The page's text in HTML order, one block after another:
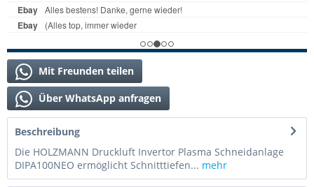
Mit Freunden teilen
Über WhatsApp anfragen
Beschreibung
Die HOLZMANN Druckluft Invertor Plasma Schneidanlage
DIPA100NEO ermöglicht Schnitttiefen... mehr